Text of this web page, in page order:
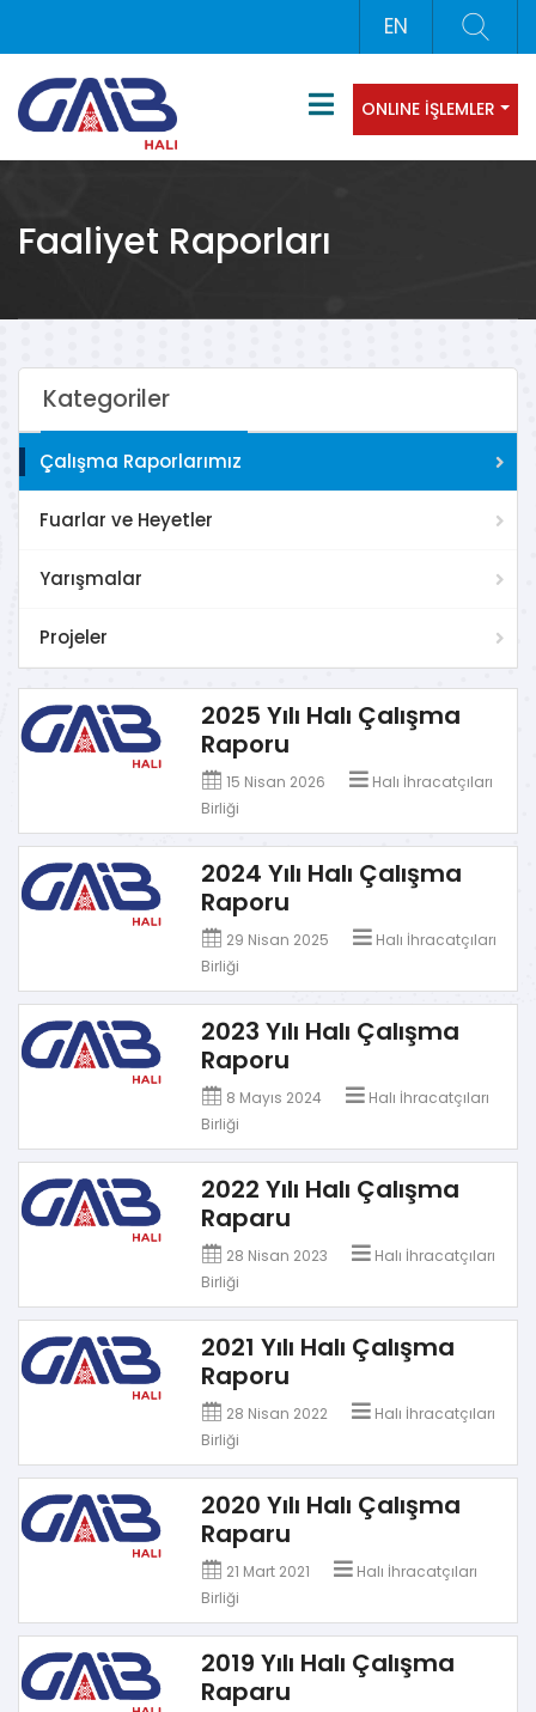
EN
ONLINE İŞLEMLER
Faaliyet Raporları
Kategoriler
Çalışma Raporlarımız
Fuarlar ve Heyetler
Yarışmalar
Projeler
2025 Yılı Halı Çalışma
Raporu
15 Nisan 2026
Halı İhracatçıları
Birliği
2024 Yılı Halı Çalışma
Raporu
29 Nisan 2025
Halı İhracatçıları
Birliği
2023 Yılı Halı Çalışma
Raporu
8 Mayıs 2024
Halı İhracatçıları
Birliği
2022 Yılı Halı Çalışma
Raparu
28 Nisan 2023
Halı İhracatçıları
Birliği
2021 Yılı Halı Çalışma
Raporu
28 Nisan 2022
Halı İhracatçıları
Birliği
2020 Yılı Halı Çalışma
Raparu
21 Mart 2021
Halı İhracatçıları
Birliği
2019 Yılı Halı Çalışma
Raparu